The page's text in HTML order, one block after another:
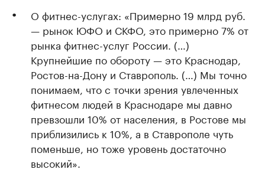
О фитнес-услугах: «Примерно 19 млрд руб.
— рынок ЮФО и СКФО, это примерно 7% от
рынка фитнес-услуг России. (…)
Крупнейшие по обороту — это Краснодар,
Ростов-на-Дону и Ставрополь. (…) Мы точно
понимаем, что с точки зрения увлеченных
фитнесом людей в Краснодаре мы давно
превзошли 10% от населения, в Ростове мы
приблизились к 10%, а в Ставрополе чуть
поменьше, но тоже уровень достаточно
высокий».